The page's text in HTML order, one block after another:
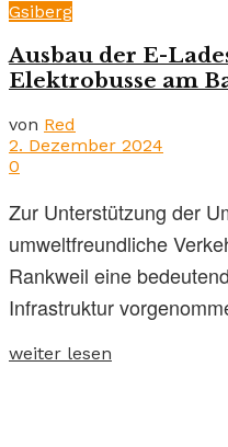
Gsiberg
Ausbau der E-
Elektrobusse am
von Red
2. Dezember 2024
0
Zur Unterstützung der
umweltfreundliche
Rankweil eine
Infrastruktur
weiter lesen